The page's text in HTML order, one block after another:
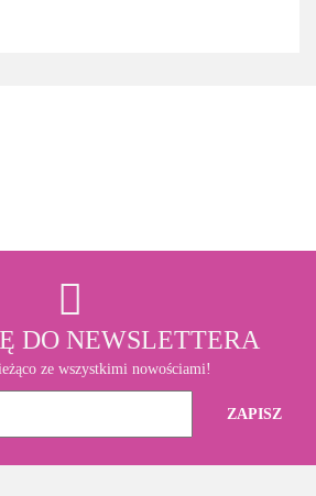
DO NEWSLETTERA
ze wszystkimi nowościami!